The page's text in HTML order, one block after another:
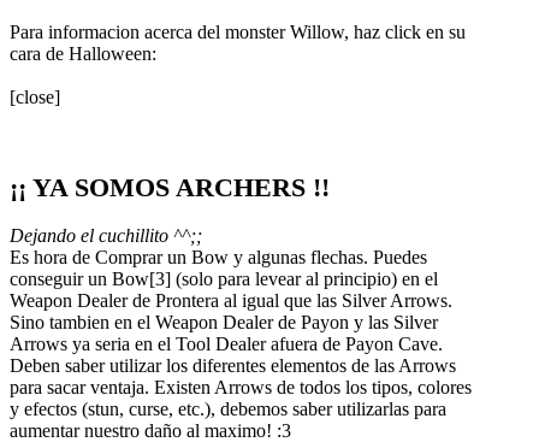
Para informacion acerca del monster Willow, haz click en su
cara de Halloween:
[close]
¡¡ YA SOMOS ARCHERS !!
Dejando el cuchillito ^^;;
Es hora de Comprar un Bow y algunas flechas. Puedes
conseguir un Bow[3] (solo para levear al principio) en el
Weapon Dealer de Prontera al igual que las Silver Arrows.
Sino tambien en el Weapon Dealer de Payon y las Silver
Arrows ya seria en el Tool Dealer afuera de Payon Cave.
Deben saber utilizar los diferentes elementos de las Arrows
para sacar ventaja. Existen Arrows de todos los tipos, colores
y efectos (stun, curse, etc.), debemos saber utilizarlas para
aumentar nuestro daño al maximo! :3